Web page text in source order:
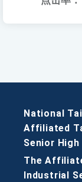
National
Affiliated
Senior High
The
Industrial